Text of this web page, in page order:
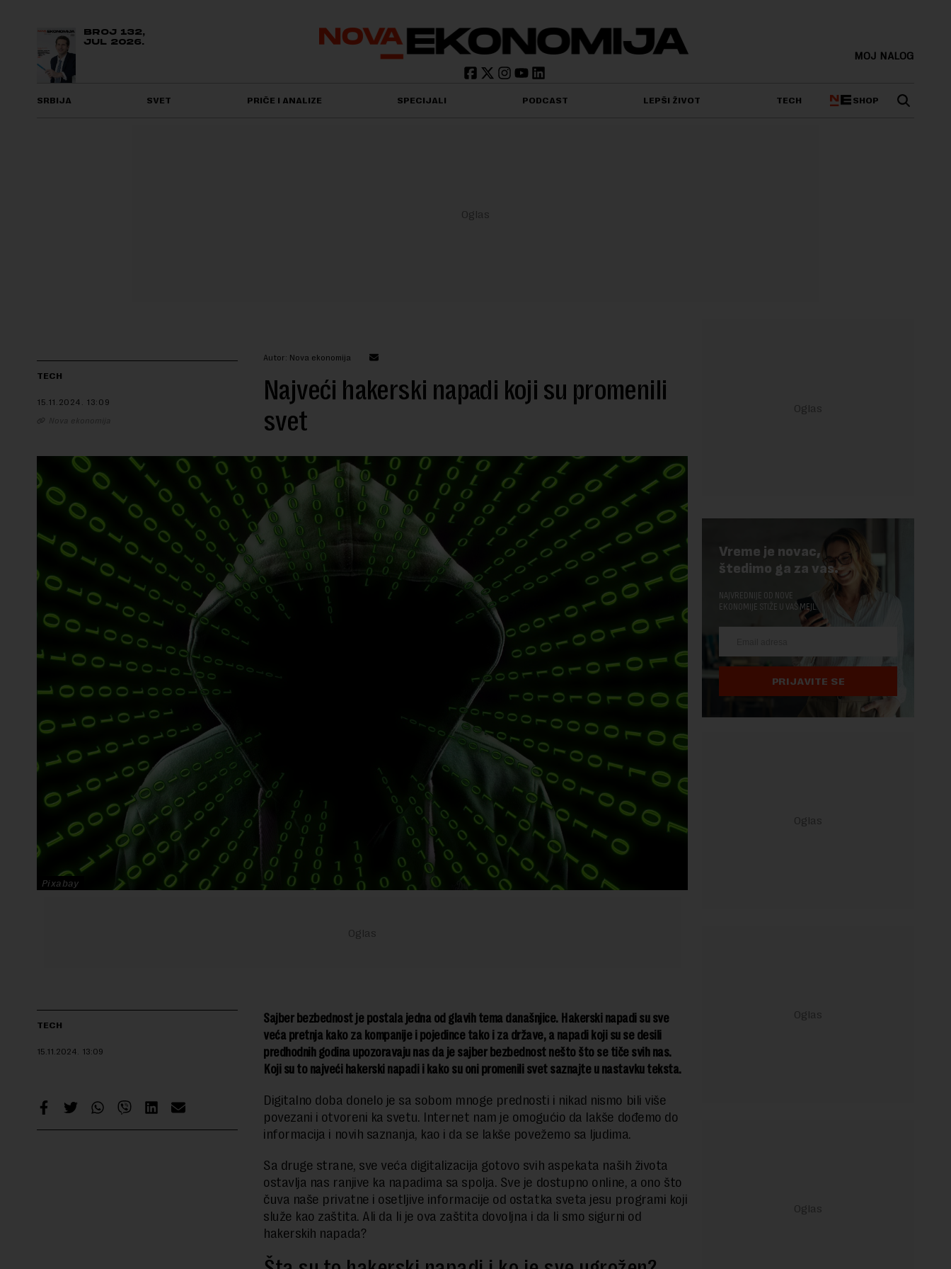
BROJ 132,
JUL 2026.
MOJ NALOG
SRBIJA SVET PRIČE I ANALIZE SPECIJALI PODCAST LEPŠI ŽIVOT TECH SHOP
TECH
15.11.2024. 13:09
Nova ekonomija
Autor: Nova ekonomija
Najveći hakerski napadi koji su promenili
svet
Pixabay
TECH
15.11.2024. 13:09
Sajber bezbednost je postala jedna od glavih tema današnjice. Hakerski napadi su sve
veća pretnja kako za kompanije i pojedince tako i za države, a napadi koji su se desili
predhodnih godina upozoravaju nas da je sajber bezbednost nešto što se tiče svih nas.
Koji su to najveći hakerski napadi i kako su oni promenili svet saznajte u nastavku teksta.
Digitalno doba donelo je sa sobom mnoge prednosti i nikad nismo bili više
povezani i otvoreni ka svetu. Internet nam je omogućio da lakše dođemo do
informacija i novih saznanja, kao i da se lakše povežemo sa ljudima.
Sa druge strane, sve veća digitalizacija gotovo svih aspekata naših života
ostavlja nas ranjive ka napadima sa spolja. Sve je dostupno online, a ono što
čuva naše privatne i osetljive informacije od ostatka sveta jesu programi koji
služe kao zaštita. Ali da li je ova zaštita dovoljna i da li smo sigurni od
hakerskih napada?
Vreme je novac,
štedimo ga za vas.
NAJVREDNIJE OD NOVE
EKONOMIJE STIŽE U VAŠ MEJL.
PRIJAVITE SE